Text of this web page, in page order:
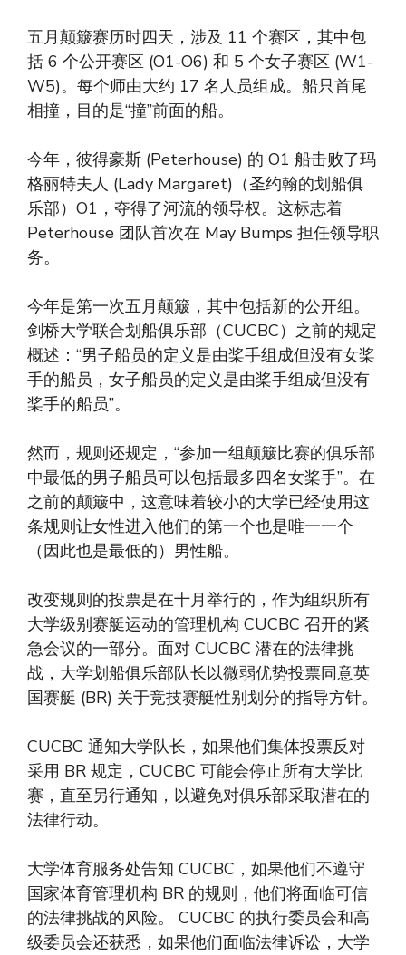
五月颠簸赛历时四天，涉及 11 个赛区，其中包
括 6 个公开赛区 (O1-O6) 和 5 个女子赛区 (W1-
W5)。每个师由大约 17 名人员组成。船只首尾
相撞，目的是“撞”前面的船。
今年，彼得豪斯 (Peterhouse) 的 O1 船击败了玛
格丽特夫人 (Lady Margaret)（圣约翰的划船俱
乐部）O1，夺得了河流的领导权。这标志着
Peterhouse 团队首次在 May Bumps 担任领导职
务。
今年是第一次五月颠簸，其中包括新的公开组。
剑桥大学联合划船俱乐部（CUCBC）之前的规定
概述：“男子船员的定义是由桨手组成但没有女桨
手的船员，女子船员的定义是由桨手组成但没有
桨手的船员”。
然而，规则还规定，“参加一组颠簸比赛的俱乐部
中最低的男子船员可以包括最多四名女桨手”。在
之前的颠簸中，这意味着较小的大学已经使用这
条规则让女性进入他们的第一个也是唯一一个
（因此也是最低的）男性船。
改变规则的投票是在十月举行的，作为组织所有
大学级别赛艇运动的管理机构 CUCBC 召开的紧
急会议的一部分。面对 CUCBC 潜在的法律挑
战，大学划船俱乐部队长以微弱优势投票同意英
国赛艇 (BR) 关于竞技赛艇性别划分的指导方针。
CUCBC 通知大学队长，如果他们集体投票反对
采用 BR 规定，CUCBC 可能会停止所有大学比
赛，直至另行通知，以避免对俱乐部采取潜在的
法律行动。
大学体育服务处告知 CUCBC，如果他们不遵守
国家体育管理机构 BR 的规则，他们将面临可信
的法律挑战的风险。 CUCBC 的执行委员会和高
级委员会还获悉，如果他们面临法律诉讼，大学